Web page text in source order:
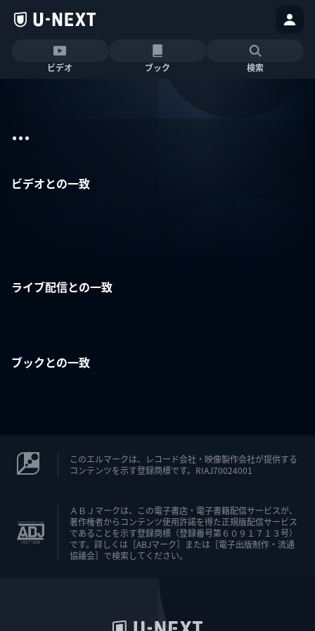
ビデオ ブック 検索
...
ビデオとの一致
ライブ配信との一致
ブックとの一致
このエルマークは、レコード会社・映像製作会社が提供する
コンテンツを示す登録商標です。RIAJ70024001
ＡＢＪマークは、この電子書店・電子書籍配信サービスが、
著作権者からコンテンツ使用許諾を得た正規版配信サービス
であることを示す登録商標（登録番号第６０９１７１３号）
です。詳しくは［ABJマーク］または［電子出版制作・流通
協議会］で検索してください。